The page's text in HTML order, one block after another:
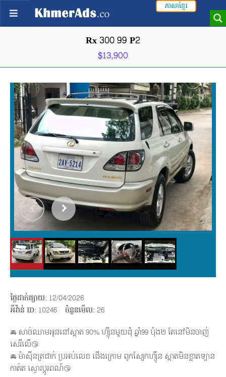
ភាសាខ្មែរ
Rx 300 99 P2
$13,900
ថ្ងៃដាក់ផ្សាយ: 12/04/2026
អីវ៉ាន់ ID: 10246 ចំនួនមើល: 26
🚘 សាច់ឈាមអូននៅស្អាត 90% ហ្សុីនមួយជុំ ឆ្នាំ99 ប៉ុង២ តែនៅមិនចាញ់
សេរីលើ😘
🚘 ម៉ាសុីនត្រជាក់ ប្រអប់លេខ ជើងក្រោម ពូកស្បែកហ្សុីន ស្អាតមិនខ្លាតឡាន
កាត់ត ស្ងោរប្តូរពណ៍😘